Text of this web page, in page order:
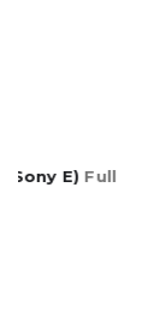
Viltrox AF